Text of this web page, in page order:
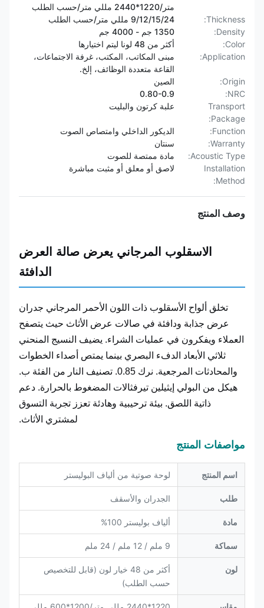
Thickness:
9/12/15/24 مللي متر/حسب الطلب
Density:
1350 جم - 4000 جم
Color:
أكثر من 48 لونا ليتم اختيارها
Application:
مبنى المكاتب، المكتب، غرفة الاجتماعات،
القاعة متعددة الوظائف، إلخ.
Origin:
الصين
0.80-0.9
Transport
Package:
علبة كرتون والبليت
Function:
الديكور الداخلي وامتصاص الصوت
Warranty:
سنتان
Acoustic Type:
مادة ممتصة للصوت
Installation
Method:
لاصق أو معلق أو مثبت مباشرة
وصف المنتج
الاسقلوب المرجاني يعرض صالة العرض
الدافئة
تخلق ألواح الأسقلوب ذات اللون الأحمر المرجاني جدران
عرض جذابة ودافئة في صالات عرض الأثاث حيث يتصفح
العملاء ويفكرون في عمليات الشراء. يضيف النسيج المنحني
ثلاثي الأبعاد الدفء البصري بينما يمتص أصداء الخطوات
والمحادثات المرجعية. نرك 0.85. تصنيف النار من الفئة ب.
هيكل من البولي إيثيلين تيرفثالات المضغوط بالحرارة. دعم
ذاتية اللصق. بيئة ترحيبية وهادئة تعزز تجربة التسوق
لمشتري الأثاث.
مواصفات المنتج
اسم المنتج لوحة صوتية من ألياف البوليستر
الجدران والأسقف
ألياف بوليستر 100%
سماكة
أكثر من 48 خيار لون (قابل للتخصيص
حسب الطلب)